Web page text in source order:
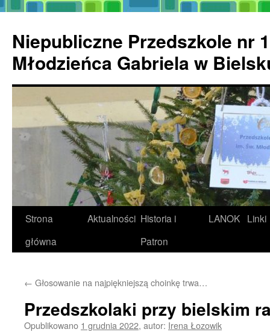
treści
Niepubliczne Przedszkole nr
Młodzieńca Gabriela w
Strona
główna
Aktualności Historia i
Patron
LANOK Linki
← Głosowanie na najpiękniejszą choinkę trwa…
Przedszkolaki przy bielskim
Opublikowano 1 grudnia 2022, autor: Irena Łozowik